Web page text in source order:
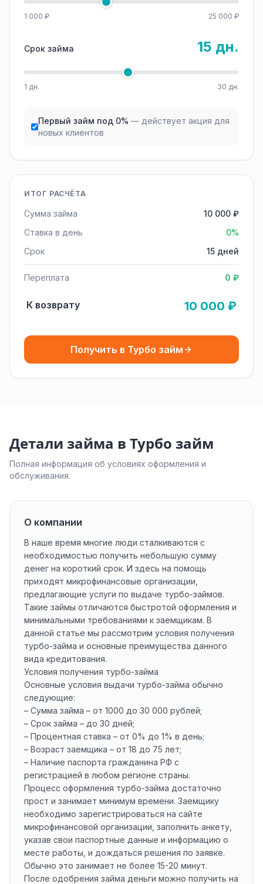
1 000 ₽ 25 000 ₽
Срок займа 15 дн.
1 дн. 30 дн.
Первый займ под 0% — действует акция для
новых клиентов
ИТОГ РАСЧЁТА
Сумма займа
10 000 ₽
Ставка в день
0%
Срок
15 дней
Переплата 0 ₽
К возврату 10 000 ₽
Получить в Турбо займ
Детали займа в Турбо займ
Полная информация об условиях оформления и
обслуживания.
О компании
В наше время многие люди сталкиваются с
необходимостью получить небольшую сумму
денег на короткий срок. И здесь на помощь
приходят микрофинансовые организации,
предлагающие услуги по выдаче турбо-займов.
Такие займы отличаются быстротой оформления и
минимальными требованиями к заемщикам. В
данной статье мы рассмотрим условия получения
турбо-займа и основные преимущества данного
вида кредитования.
Условия получения турбо-займа
Основные условия выдачи турбо-займа обычно
следующие:
– Сумма займа – от 1000 до 30 000 рублей;
– Срок займа – до 30 дней;
– Процентная ставка – от 0% до 1% в день;
– Возраст заемщика – от 18 до 75 лет;
– Наличие паспорта гражданина РФ с
регистрацией в любом регионе страны.
Процесс оформления турбо-займа достаточно
прост и занимает минимум времени. Заемщику
необходимо зарегистрироваться на сайте
микрофинансовой организации, заполнить анкету,
указав свои паспортные данные и информацию о
месте работы, и дождаться решения по заявке.
Обычно это занимает не более 15-20 минут.
После одобрения займа деньги можно получить на